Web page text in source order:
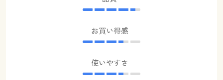
お買い得感
使いやすさ